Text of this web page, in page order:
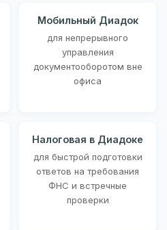
Мобильный Диадок
для непрерывного
управления
документооборотом вне
офиса
Налоговая в Диадоке
для быстрой подготовки
ответов на требования
ФНС и встречные
проверки